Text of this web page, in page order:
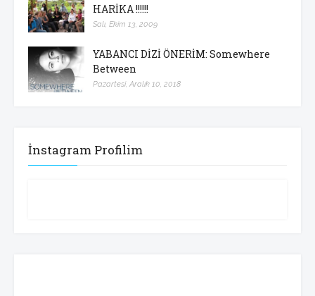
HARİKA !!!!!!
Salı, Ekim 13, 2009
YABANCI DİZİ ÖNERİM: Somewhere
Between
Pazartesi, Aralık 10, 2018
İnstagram Profilim